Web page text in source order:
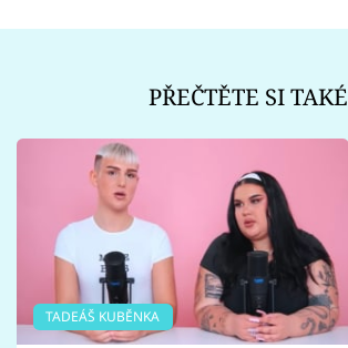
PŘEČTĚTE SI TAKÉ
TADEÁŠ KUBĚNKA